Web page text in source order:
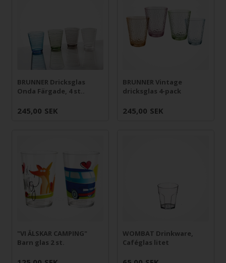
BRUNNER Dricksglas
Onda Färgade, 4 st..
245,00 SEK
BRUNNER Vintage
dricksglas 4-pack
245,00 SEK
"VI ÄLSKAR CAMPING"
Barn glas 2 st.
WOMBAT Drinkware,
Caféglas litet